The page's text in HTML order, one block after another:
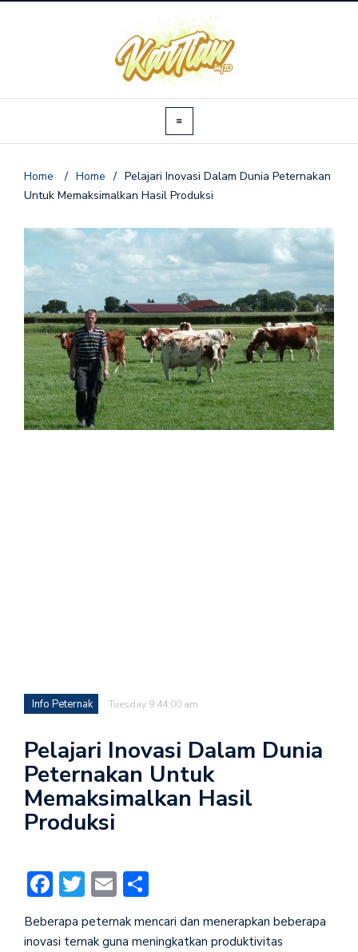
Home / Home / Pelajari Inovasi Dalam Dunia Peternakan
Untuk Memaksimalkan Hasil Produksi
Info Peternak Tuesday 9:44:00 am
Pelajari Inovasi Dalam Dunia
Peternakan Untuk
Memaksimalkan Hasil
Produksi
Facebook
Twitter
Email
Beberapa peternak mencari dan menerapkan beberapa
inovasi ternak guna meningkatkan produktivitas